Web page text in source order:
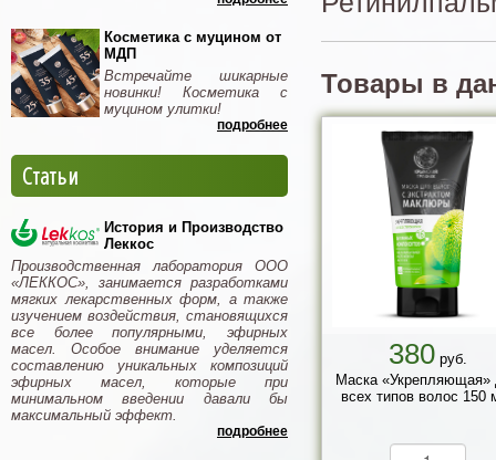
Косметика с муцином от
МДП
Встречайте шикарные
новинки! Косметика с
муцином улитки!
подробнее
Статьи
История и Производство
Леккос
Производственная лаборатория ООО
«ЛЕККОС», занимается разработками
мягких лекарственных форм, а также
изучением воздействия, становящихся
все более популярными, эфирных
масел. Особое внимание уделяется
составлению уникальных композиций
эфирных масел, которые при
минимальном введении давали бы
максимальный эффект.
подробнее
Товары в
380руб.
Маска «Укрепляющая»
всех типов волос 150